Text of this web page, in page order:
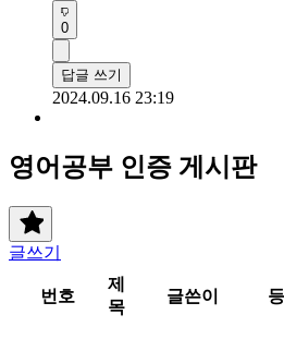
0
답글 쓰기
2024.09.16 23:19
영어공부 인증 게시판
글쓰기
번호
제
목
글쓴이